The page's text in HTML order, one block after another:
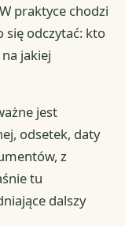
praktyce chodzi
się odczytać: kto
jakiej
jest
odsetek, daty
z
tu
dalszy